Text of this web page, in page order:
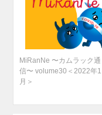
MiRanNe 〜カムラック通
信〜 volume30＜2022年1
月＞